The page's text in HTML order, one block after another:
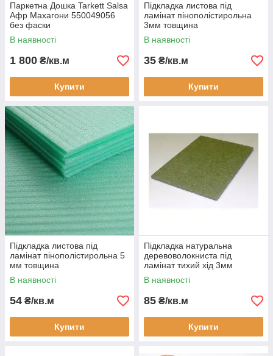
Паркетна Дошка Tarkett Salsa
Афр Махагони 550049056
без фаски
В наявності
1 800 ₴/кв.м
Купити
Підкладка листова під
ламінат пінополістирольна
3мм товщина
В наявності
35 ₴/кв.м
Купити
Підкладка листова під
ламінат пінополістирольна 5
мм товщина
В наявності
54 ₴/кв.м
Купити
Підкладка натуральна
деревоволокниста під
ламінат тихий хід 3мм
В наявності
85 ₴/кв.м
Купити